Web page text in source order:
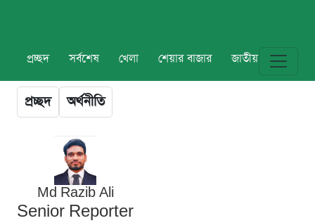
প্রচ্ছদ সর্বশেষ খেলা শেয়ার বাজার জাতীয় বিশ্ব
প্রচ্ছদ অর্থনীতি
Md Razib Ali
Senior Reporter